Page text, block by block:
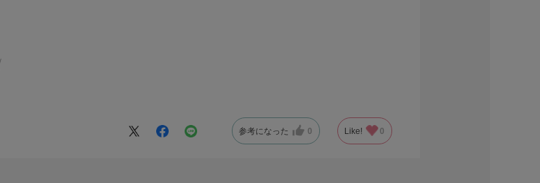
参考になった 0 Like! 0